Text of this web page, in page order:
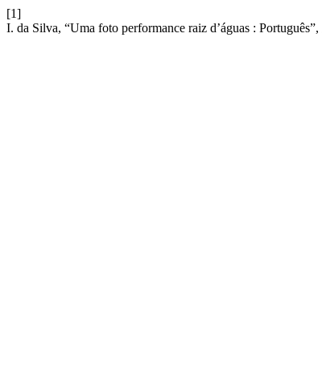
[1]
I. da Silva, “Uma foto performance raiz d’águas : Português”,